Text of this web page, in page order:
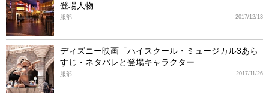
登場人物
2017/12/13
服部
ディズニー映画「ハイスクール・ミュージカル3あら
すじ・ネタバレと登場キャラクター
2017/11/26
服部